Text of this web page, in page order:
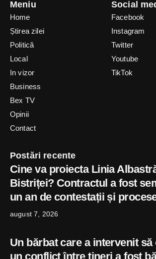
Meniu
Home
Știrea zilei
Politică
Local
In vizor
Business
Bex TV
Opinii
Contact
Social
Facebook
Instagram
Twitter
Youtube
TikTok
Postări recente
Cine va proiecta Linia
Bistriței? Contractul a fost
un an de contestații și
august 7, 2026
Un bărbat care a intervenit să
un conflict între tineri a fost